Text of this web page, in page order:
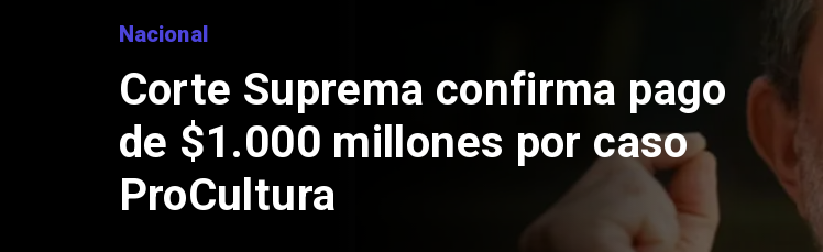
Nacional
Corte Suprema confirma pago
de $1.000 millones por caso
ProCultura